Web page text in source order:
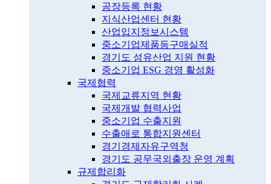
공장등록 현황
지식산업센터 현황
산업입지정보시스템
중소기업제품등구매실적
경기도 섬유산업 지원 현황
중소기업 ESG 경영 활성화
국제협력
국제교류지역 현황
국제개발 협력사업
중소기업 수출지원
수출애로 통합지원센터
경기경제자유구역청
경기도 공무국외출장 운영 계획
규제합리화